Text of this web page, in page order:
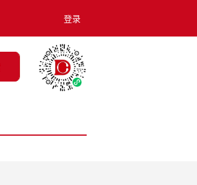
登录